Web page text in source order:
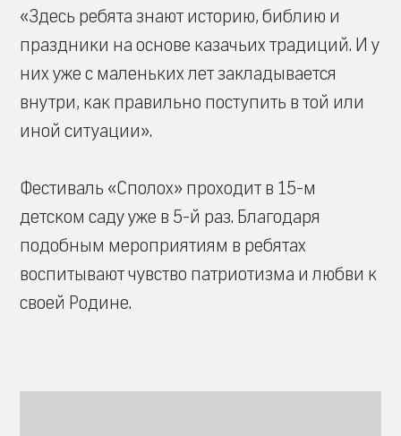
«Здесь ребята знают историю, библию и
праздники на основе казачьих традиций. И у
них уже с маленьких лет закладывается
внутри, как правильно поступить в той или
иной ситуации».
Фестиваль «Сполох» проходит в 15-м
детском саду уже в 5-й раз. Благодаря
подобным мероприятиям в ребятах
воспитывают чувство патриотизма и любви к
своей Родине.